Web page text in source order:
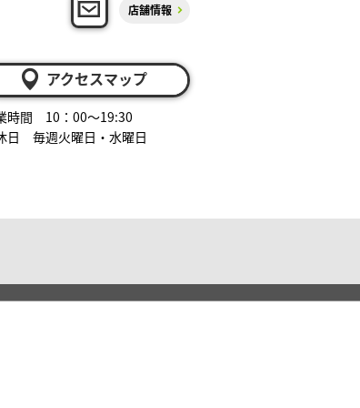
店舗情報
アクセスマップ
時間 10：00～19:30
日 毎週火曜日・水曜日